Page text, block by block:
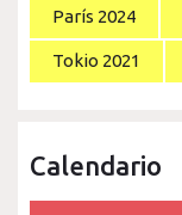
París 2024
Tokio 2021
Calendario